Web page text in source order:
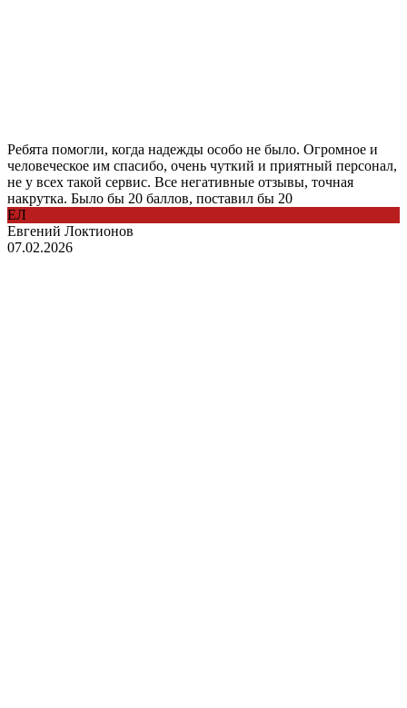
Ребята помогли, когда надежды особо не было. Огромное и
человеческое им спасибо, очень чуткий и приятный персонал,
не у всех такой сервис. Все негативные отзывы, точная
накрутка. Было бы 20 баллов, поставил бы 20
ЕЛ
Евгений Локтионов
07.02.2026